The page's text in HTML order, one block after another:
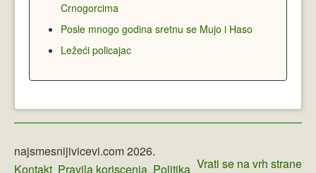
Crnogorcima
Posle mnogo godina sretnu se Mujo i Haso
Ležeći policajac
Vrati se na vrh strane
najsmesnijivicevi.com 2026.
Kontakt Pravila koriscenja Politika